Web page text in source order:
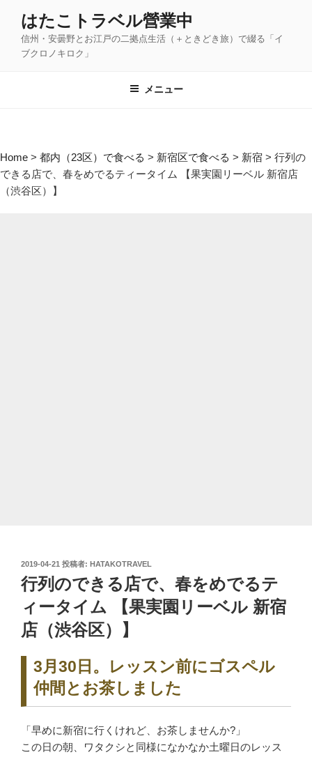
プ
はたこトラベル營業中
信州・安曇野とお江戸の二拠点生活（＋ときどき旅）で綴る「イ
ブクロノキロク」
メニュー
Home > 都内（23区）で食べる > 新宿区で食べる > 新宿 > 行列の
できる店で、春をめでるティータイム 【果実園リーベル 新宿店
（渋谷区）】
投
稿
日:
2019-04-21 投稿者: HATAKOTRAVEL
行列のできる店で、春をめでるテ
ィータイム 【果実園リーベル 新宿
店（渋谷区）】
3月30日。レッスン前にゴスペル
仲間とお茶しました
「早めに新宿に行くけれど、お茶しませんか?」
この日の朝、ワタクシと同様になかなか土曜日のレッス